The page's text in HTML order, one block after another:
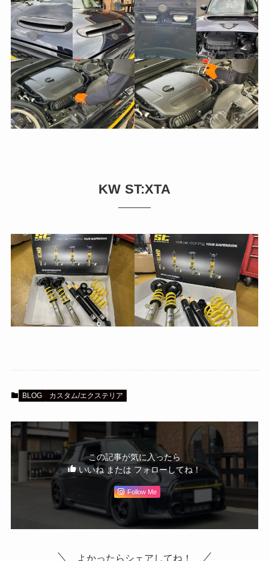
KW ST:XTA
BLOG カスタム/エクステリア
この記事が気に入ったら
いいね または フォローしてね！
Follow Me
よかったらシェアしてね！